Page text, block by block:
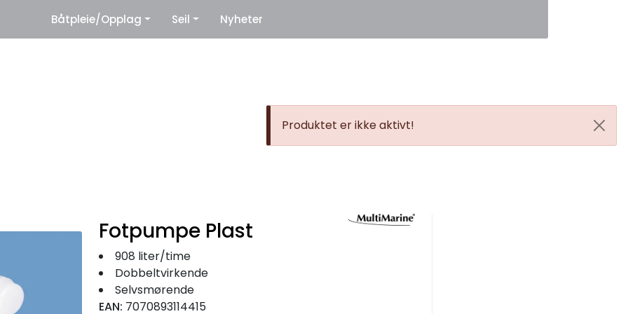
Leverandører
Båtpleie/Opplag Seil Nyheter
Produktet er ikke aktivt!
Fotpumpe Plast
908 liter/time
Dobbeltvirkende
Selvsmørende
EAN: 7070893114415